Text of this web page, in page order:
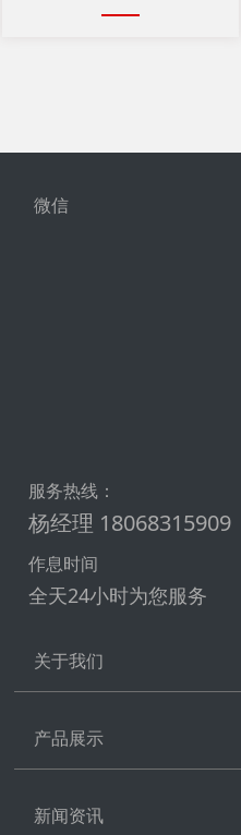
微信
服务热线：
杨经理 18068315909
作息时间
全天24小时为您服务
关于我们
产品展示
新闻资讯